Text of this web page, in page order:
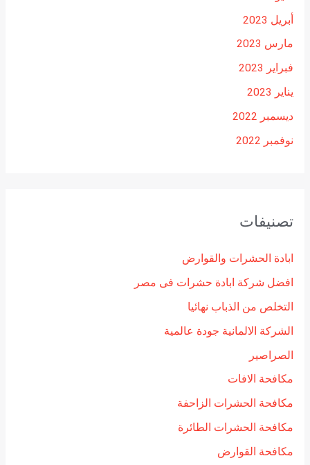
أبريل 2023
مارس 2023
فبراير 2023
يناير 2023
ديسمبر 2022
نوفمبر 2022
تصنيفات
ابادة الحشرات والقوارض
افضل شركة ابادة حشرات فى مصر
التخلص من الذباب نهائيا
الشركة الالمانية جودة عالمية
الصراصير
مكافحة الافات
مكافحة الحشرات الزاحفة
مكافحة الحشرات الطائرة
مكافحة القوارض